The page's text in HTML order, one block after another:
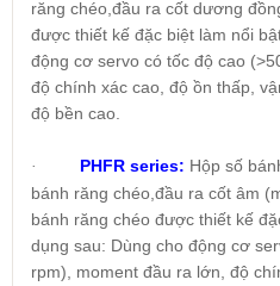
răng chéo,đầu ra cốt dương
được thiết kế đặc biệt làm nổi
động cơ servo có tốc độ cao
độ chính xác cao, độ ồn thấp,
độ bền cao.
· PHFR series: Hộp số
bánh răng chéo,đầu ra cốt âm
bánh răng chéo được thiết kế
dụng sau: Dùng cho động cơ
rpm), moment đầu ra lớn, độ